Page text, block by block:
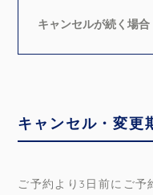
キャンセルが続く場合
キャンセル・変更
ご予約より3日前にご予